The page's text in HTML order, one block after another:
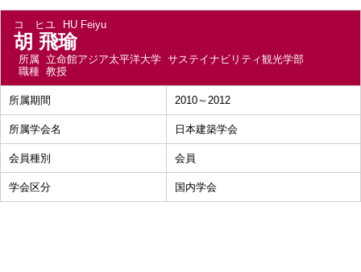
コ ヒユ HU Feiyu
胡 飛瑜
所属 立命館アジア太平洋大学 サステイナビリティ観光学部
職種 教授
所属期間 2010～2012
所属学会名 日本建築学会
会員種別 会員
学会区分 国内学会